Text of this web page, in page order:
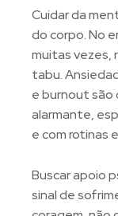
Cuidar da
do corpo. No
muitas vezes,
tabu.
e burnout são
alarmante,
e com rotinas
Buscar apoio
sinal de